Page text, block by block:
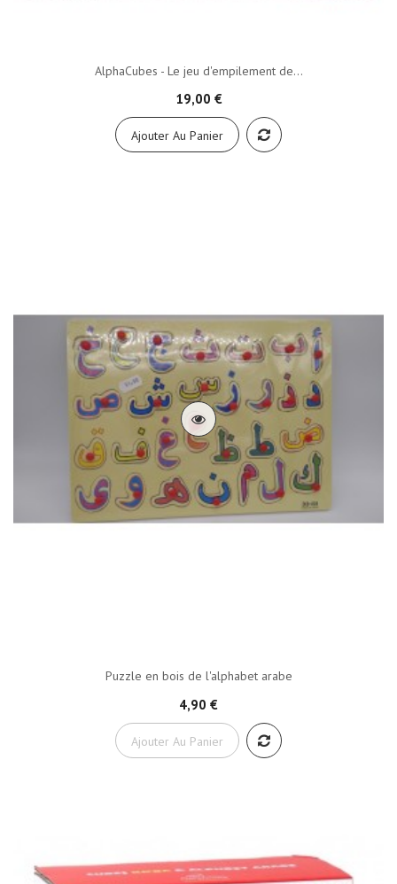
AlphaCubes - Le jeu d'empilement de...
19,00 €
Ajouter Au Panier
Puzzle en bois de l'alphabet arabe
4,90 €
Ajouter Au Panier